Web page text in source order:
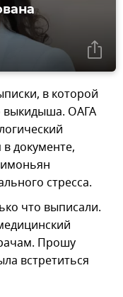
в которой
выкидыша. ОАГА
документе,
стресса.
что выписали.
Прошу
встретиться